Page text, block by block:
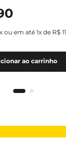
ou em até1x de R$ 11
ao carrinho